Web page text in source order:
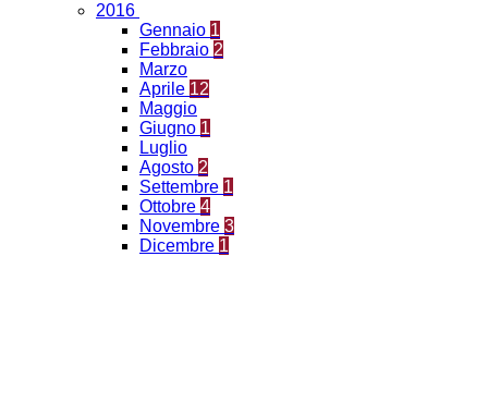
2016
Gennaio 1
Febbraio 2
Marzo
Aprile 12
Maggio
Giugno 1
Luglio
Agosto 2
Settembre 1
Ottobre 4
Novembre 3
Dicembre 1